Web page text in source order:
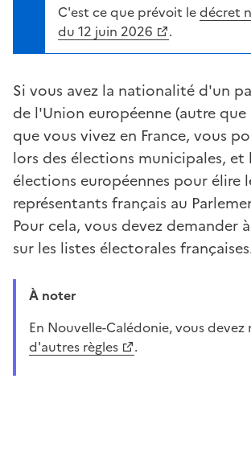
C'est ce que prévoit ledécret
du 12 juin 2026
.
Si vous avez la nationalité d'un
de l'Union européenne (autre que
que vous vivez en France, vous
lors des élections municipales, et
élections européennes pour élire
représentants français au
Pour cela, vous devez demander
sur les listes électorales
À noter
En Nouvelle-Calédonie, vous
d'autres règles
.